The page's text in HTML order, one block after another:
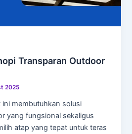
Transparan Outdoor
2025
membutuhkan solusi
yang fungsional sekaligus
atap yang tepat untuk teras